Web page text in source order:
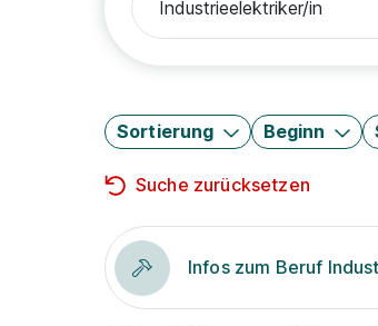
Sortierung Beginn
Suche zurücksetzen
Infos zum Beruf